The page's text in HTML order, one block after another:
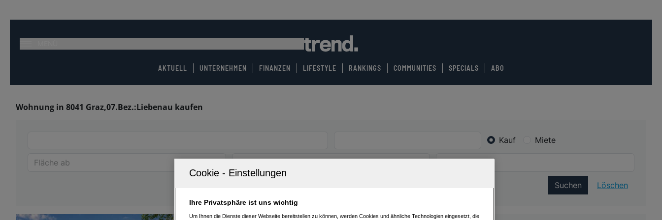
AKTUELL UNTERNEHMEN FINANZEN LIFESTYLE RANKINGS COMMUNITIES SPECIALS ABO
Wohnung in 8041 Graz,07.Bez.:Liebenau kaufen
Kauf Miete
Suchen Löschen
Ihre Privatsphäre ist uns wichtig
Um Ihnen die Dienste dieser Webseite bereitstellen zu können, werden Cookies und ähnliche Technologien eingesetzt, die